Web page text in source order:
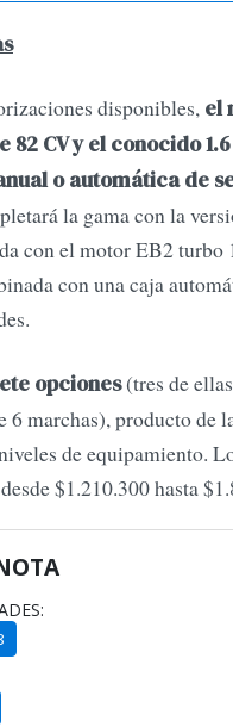
disponibles, el
CV y el conocido 1.6
o automática de
la gama con la
con el motor EB2 turbo
con una caja
opciones(tres de
6 marchas), producto de
de equipamiento.
$1.210.300 hasta